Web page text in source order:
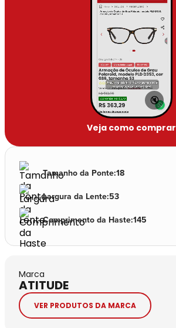
🔇
Veja como comprar
Tamanho da Ponte:18
Largura da Lente:53
Comprimento da Haste:145
Marca
ATITUDE
VER PRODUTOS DA MARCA